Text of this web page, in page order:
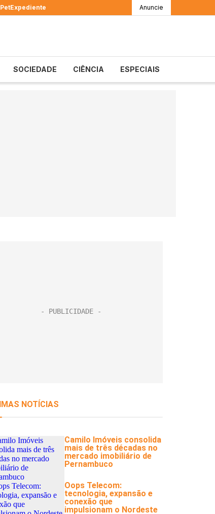
PetExpediente Anuncie
SOCIEDADE CIÊNCIA ESPECIAIS